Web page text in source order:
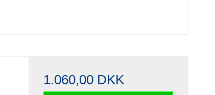
1.060,00 DKK